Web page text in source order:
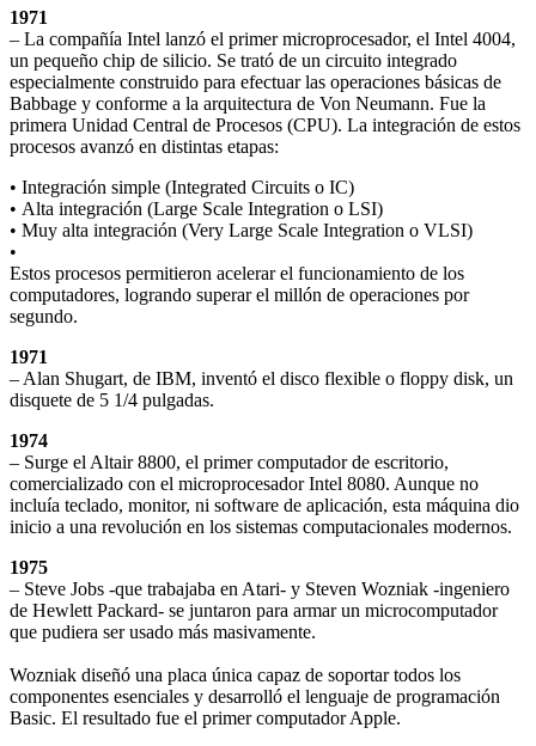
1971
– La compañía Intel lanzó el primer microprocesador, el Intel 4004,
un pequeño chip de silicio. Se trató de un circuito integrado
especialmente construido para efectuar las operaciones básicas de
Babbage y conforme a la arquitectura de Von Neumann. Fue la
primera Unidad Central de Procesos (CPU). La integración de estos
procesos avanzó en distintas etapas:
• Integración simple (Integrated Circuits o IC)
• Alta integración (Large Scale Integration o LSI)
• Muy alta integración (Very Large Scale Integration o VLSI)
•
Estos procesos permitieron acelerar el funcionamiento de los
computadores, logrando superar el millón de operaciones por
segundo.
1971
– Alan Shugart, de IBM, inventó el disco flexible o floppy disk, un
disquete de 5 1/4 pulgadas.
1974
– Surge el Altair 8800, el primer computador de escritorio,
comercializado con el microprocesador Intel 8080. Aunque no
incluía teclado, monitor, ni software de aplicación, esta máquina dio
inicio a una revolución en los sistemas computacionales modernos.
1975
– Steve Jobs -que trabajaba en Atari- y Steven Wozniak -ingeniero
de Hewlett Packard- se juntaron para armar un microcomputador
que pudiera ser usado más masivamente.
Wozniak diseñó una placa única capaz de soportar todos los
componentes esenciales y desarrolló el lenguaje de programación
Basic. El resultado fue el primer computador Apple.